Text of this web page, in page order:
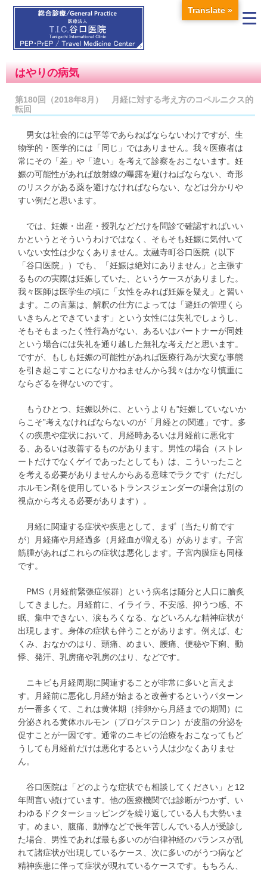
はやりの病気
第180回（2018年8月） 月経に対する考え方のコペルニクス的
転回
男女は社会的には平等であらねばならないわけですが、生
物学的・医学的には「同じ」ではありません。我々医療者は
常にその「差」や「違い」を考えて診察をおこないます。妊
娠の可能性があれば放射線の曝露を避けねばならない、奇形
のリスクがある薬を避けなければならない、などは分かりや
すい例だと思います。
では、妊娠・出産・授乳などだけを問診で確認すればいい
かというとそういうわけではなく、そもそも妊娠に気付いて
いない女性は少なくありません。太融寺町谷口医院（以下
「谷口医院」）でも、「妊娠は絶対にありません」と主張す
るものの実際は妊娠していた、というケースがありました。
我々医師は医学生の頃に「女性をみれば妊娠を疑え」と習い
ます。この言葉は、解釈の仕方によっては「避妊の管理くら
いきちんとできています」という女性には失礼でしょうし、
そもそもまったく性行為がない、あるいはパートナーが同姓
という場合には失礼を通り越した無礼な考えだと思います。
ですが、もしも妊娠の可能性があれば医療行為が大変な事態
を引き起こすことになりかねませんから我々はかなり慎重に
ならざるを得ないのです。
もうひとつ、妊娠以外に、というよりも”妊娠していないか
らこそ”考えなければならないのが「月経との関連」です。多
くの疾患や症状において、月経時あるいは月経前に悪化す
る、あるいは改善するものがあります。男性の場合（ストレ
ートだけでなくゲイであったとしても）は、こういったこと
を考える必要がありませんからある意味でラクです（ただし
ホルモン剤を使用しているトランスジェンダーの場合は別の
視点から考える必要があります）。
月経に関連する症状や疾患として、まず（当たり前です
が）月経痛や月経過多（月経血が増える）があります。子宮
筋腫があればこれらの症状は悪化します。子宮内膜症も同様
です。
PMS（月経前緊張症候群）という病名は随分と人口に膾炙
してきました。月経前に、イライラ、不安感、抑うつ感、不
眠、集中できない、涙もろくなる、などいろんな精神症状が
出現します。身体の症状も伴うことがあります。例えば、む
くみ、おなかのはり、頭痛、めまい、腰痛、便秘や下痢、動
悸、発汗、乳房痛や乳房のはり、などです。
ニキビも月経周期に関連することが非常に多いと言えま
す。月経前に悪化し月経が始まると改善するというパターン
が一番多くて、これは黄体期（排卵から月経までの期間）に
分泌される黄体ホルモン（プロゲステロン）が皮脂の分泌を
促すことが一因です。通常のニキビの治療をおこなってもど
うしても月経前だけは悪化するという人は少なくありませ
ん。
谷口医院は「どのような症状でも相談してください」と12
年間言い続けています。他の医療機関では診断がつかず、い
わゆるドクターショッピングを繰り返している人も大勢いま
す。めまい、腹痛、動悸などで長年苦しんでいる人が受診し
た場合、男性であれば最も多いのが自律神経のバランスが乱
れて諸症状が出現しているケース、次に多いのがうつ病など
精神疾患に伴って症状が現れているケースです。もちろん、
Translate »